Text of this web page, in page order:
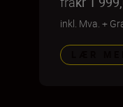
inkl. Mva. +